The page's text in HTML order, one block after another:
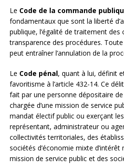
Le Code de la commande
fondamentaux que sont la liberté
publique, l’égalité de traitement des
transparence des procédures.
peut entraîner l’annulation de la
Le Code pénal, quant à lui, définit
favoritisme à l’article 432-14. Ce
fait par une personne dépositaire
chargée d’une mission de service
mandat électif public ou exerçant
représentant, administrateur ou
collectivités territoriales, des
sociétés d’économie mixte d’intérêt
mission de service public et des